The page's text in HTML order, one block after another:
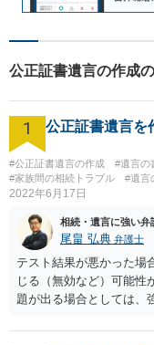
公正証書遺言の作成
1 公正証書遺言を
#公正証書遺言の作成 #遺言の
#家族間の相続トラブル
#遺言
2022年6月17日
相続・遺言に強い弁
尾畠 弘典 弁護士
テスト結果が悪かった場
じる（無効など）可能性
題が出る場合としては、
すが、弁護士に作成を依